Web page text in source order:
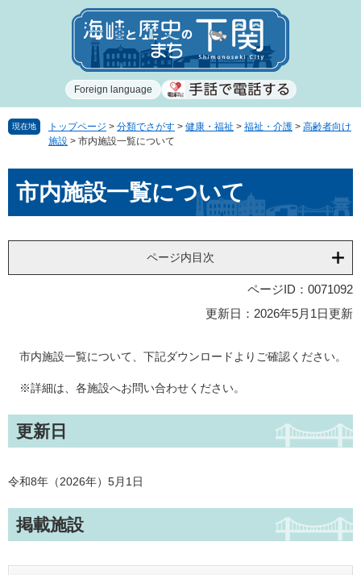
で
ば
Foreign language
現在地 トップページ > 分類でさがす > 健康・福祉 > 福祉・介護 > 高齢者向け
施設 > 市内施設一覧について
市内施設一覧について
ページ内目次
ページID：0071092
更新日：2026年5月1日更新
市内施設一覧について、下記ダウンロードよりご確認ください。
※詳細は、各施設へお問い合わせください。
更新日
令和8年（2026年）5月1日
掲載施設